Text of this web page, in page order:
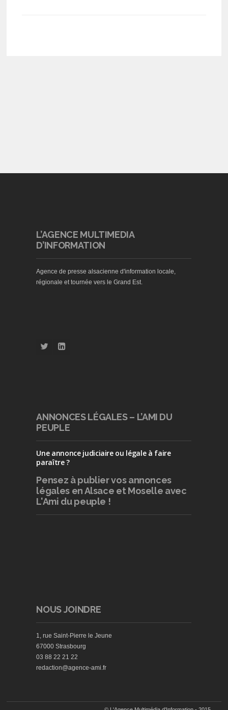
L’AGENCE MULTIMEDIA
D’INFORMATION
Agence de presse alsacienne d'information locale,
régionale et tournée vers le Grand Est.
ANNONCES LÉGALES – L’AMI DU
PEUPLE
Une annonce judiciaire ou légale à faire
paraître ?
Pensez à publiervos annonces
légales en Alsace et Moselle avec
L'Ami du peuple !
NOUS JOINDRE
1, rue Saint-Pierre le Jeune
67000 Strasbourg
03 88 22 21 22
redaction@agence-ami.fr